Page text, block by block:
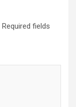
Required fields